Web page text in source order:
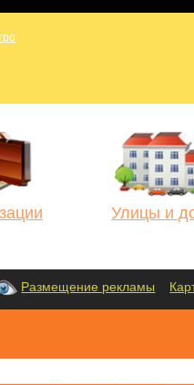
Улицы и
Размещение рекламы